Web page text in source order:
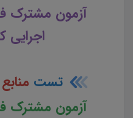
آزمون مشترک
اجرایی
تست
آزمون مشترک